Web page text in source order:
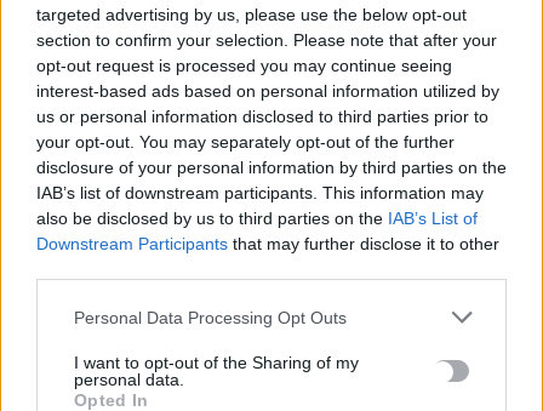
targeted advertising by us, please use the below opt-out
section to confirm your selection. Please note that after your
opt-out request is processed you may continue seeing
interest-based ads based on personal information utilized by
us or personal information disclosed to third parties prior to
your opt-out. You may separately opt-out of the further
disclosure of your personal information by third parties on the
IAB’s list of downstream participants. This information may
also be disclosed by us to third parties on the IAB’s List of
Downstream Participants that may further disclose it to other
Personal Data Processing Opt Outs
I want to opt-out of the Sharing of my
personal data.
Opted In
σενάριο. Η έρευνα ξεκινά από τις σελίδες που σου
δίνονται. Σε αυτές βασίστηκα».
Κλείνοντας, εξέφρασε πλήρη εμπιστοσύνη στο
δημιουργικό όραμα του σκηνοθέτη, δηλώνοντας:
«Υποστηρίζω απόλυτα την πρόθεση του Κρις για την
ταινία και την εκδοχή αυτής της ιστορίας που
αφηγείται».
Πηγή:iefimerida.gr
ΛΟΥΠΙΤΑ ΝΙΟΓΚΟ ΟΔΥΣΣΕΙΑ